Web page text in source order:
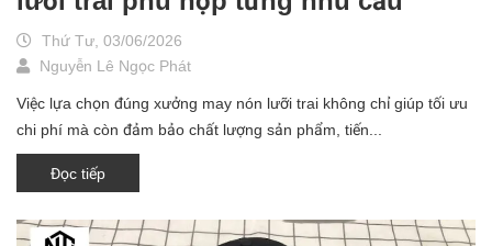
Thứ Tư, 03/06/2026
Nguyễn Lê Ngọc Phát
Việc lựa chọn đúng xưởng may nón lưỡi trai không chỉ giúp tối ưu
chi phí mà còn đảm bảo chất lượng sản phẩm, tiến...
Đọc tiếp